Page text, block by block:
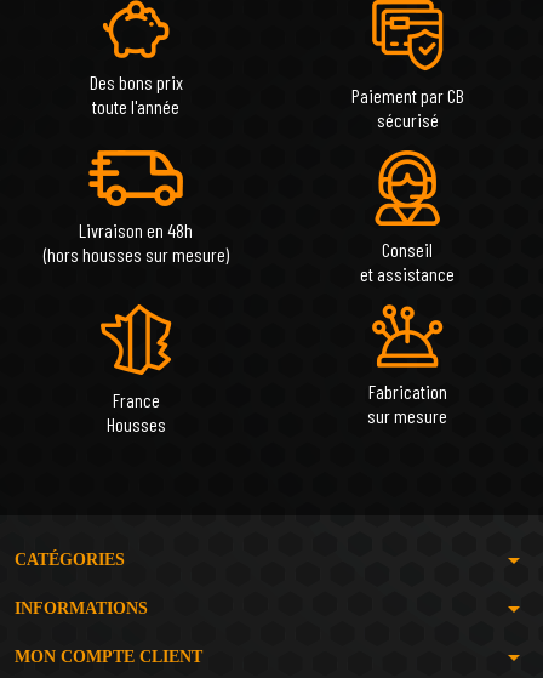
Des bons prix
toute l'année
Paiement par CB
sécurisé
Livraison en 48h
(hors housses sur mesure)
Conseil
et assistance
France
Housses
Fabrication
sur mesure
CATÉGORIES arrow_drop_down
INFORMATIONS arrow_drop_down
MON COMPTE CLIENT arrow_drop_down